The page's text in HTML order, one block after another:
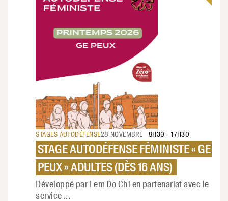
STAGES AUTODÉFENSE28 NOVEMBRE 9H30 -17H30
STAGE AUTODÉFENSE FÉMINISTE « GE
PEUX » ADULTES (DÈS 16 ANS)
Développé par Fem Do Chi en partenariat avec le
service ...